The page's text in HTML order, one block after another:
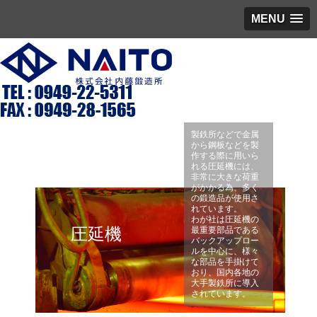
MENU
圧延機
製鉄所などで金属
から鋼板などを製
作する際に用いら
れる圧延機には、
非常に大きな荷重
がかかる為、多く
の鍛造品が使用さ
れています。
わが社は圧延機の
最重要部品である
バックアップロー
ルを中心に、様々
な部品を手掛けて
おり、国内各地の
大手製鉄所に導入
されています。